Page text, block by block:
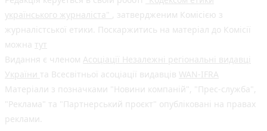
українського журналіста" , затвердженим Комісією з
журналістської етики. Поскаржитись на матеріал до Комісії
можна тут
Видання є членом Асоціації Незалежні регіональні видавці
України та Всесвітньої асоціації видавців WAN-IFRA
Матеріали з позначками "Новини компаній", "Прес-служба",
"Реклама" та "Партнерський проєкт" опубліковані на правах
реклами.